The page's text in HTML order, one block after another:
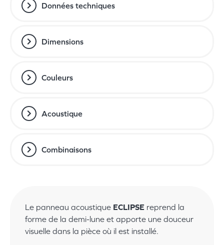
Données techniques
Dimensions
Couleurs
Acoustique
Combinaisons
Le panneau acoustique ECLIPSE reprend la
forme de la demi-lune et apporte une douceur
visuelle dans la pièce où il est installé.